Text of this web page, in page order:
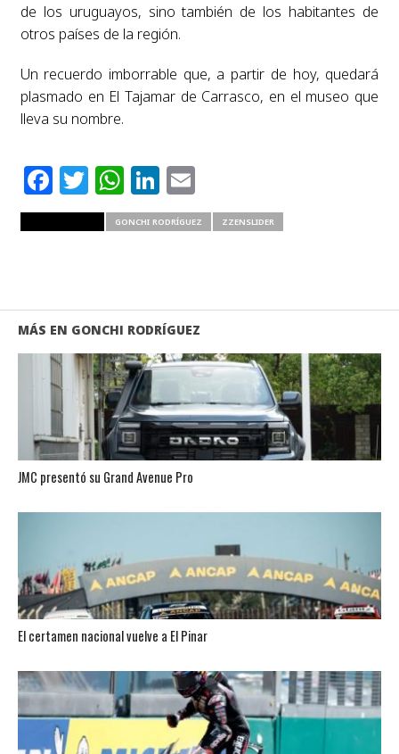
de los uruguayos, sino también de los habitantes de
otros países de la región.
Un recuerdo imborrable que, a partir de hoy, quedará
plasmado en El Tajamar de Carrasco, en el museo que
lleva su nombre.
Facebook
Twitter
WhatsApp
LinkedIn
Email
GONCHI RODRÍGUEZ ZZENSLIDER
MÁS EN GONCHI RODRÍGUEZ
JMC presentó su Grand Avenue Pro
El certamen nacional vuelve a El Pinar